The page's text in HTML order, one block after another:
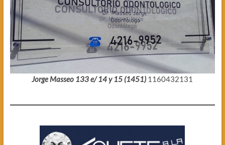
Jorge Masseo 133 e/ 14 y 15 (1451) 1160432131